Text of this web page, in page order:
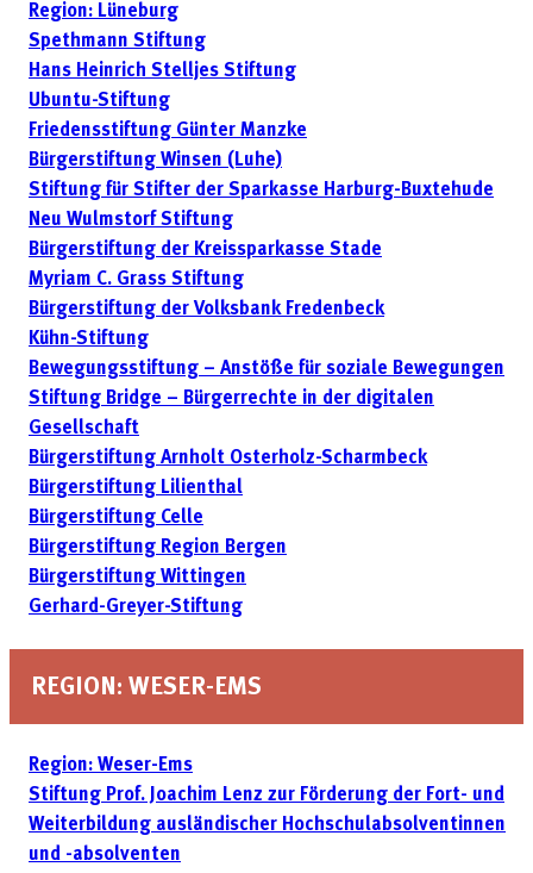
Region: Lüneburg
Spethmann Stiftung
Hans Heinrich Stelljes Stiftung
Ubuntu-Stiftung
Friedensstiftung Günter Manzke
Bürgerstiftung Winsen (Luhe)
Stiftung für Stifter der Sparkasse Harburg-Buxtehude
Neu Wulmstorf Stiftung
Bürgerstiftung der Kreissparkasse Stade
Myriam C. Grass Stiftung
Bürgerstiftung der Volksbank Fredenbeck
Kühn-Stiftung
Bewegungsstiftung – Anstöße für soziale Bewegungen
Stiftung Bridge – Bürgerrechte in der digitalen
Gesellschaft
Bürgerstiftung Arnholt Osterholz-Scharmbeck
Bürgerstiftung Lilienthal
Bürgerstiftung Celle
Bürgerstiftung Region Bergen
Bürgerstiftung Wittingen
Gerhard-Greyer-Stiftung
REGION: WESER-EMS
Region: Weser-Ems
Stiftung Prof. Joachim Lenz zur Förderung der Fort- und
Weiter­bildung ausländischer Hochschulabsolventinnen
und -absolventen